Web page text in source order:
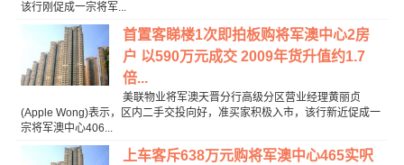
该行刚促成一宗将军...
首置客睇楼1次即拍板购将军澳中心2房
户 以590万元成交 2009年货升值约1.7
倍...
美联物业将军澳天晋分行高级分区营业经理黄丽贞
(Apple Wong)表示，区内二手交投向好，准买家积极入市，该行新近促成一
宗将军澳中心406...
上车客斥638万元购将军澳中心465实呎